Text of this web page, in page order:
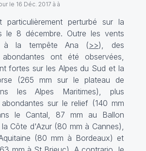
le 16 Déc. 2017 à à
particulièrement perturbé sur la
le 8 décembre. Outre les vents
à la tempête Ana (>>), des
abondantes ont été observées,
fortes sur les Alpes du Sud et la
(265 mm sur le plateau de
les Alpes Maritimes), plus
abondantes sur le relief (140 mm
le Cantal, 87 mm au Ballon
Côte d'Azur (80 mm à Cannes),
(80 mm à Bordeaux) et